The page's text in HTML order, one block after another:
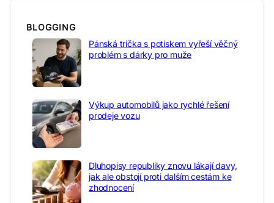
BLOGGING
Pánská trička s potiskem vyřeší věčný
problém s dárky pro muže
Výkup automobilů jako rychlé řešení
prodeje vozu
Dluhopisy republiky znovu lákají davy,
jak ale obstojí proti dalším cestám ke
zhodnocení